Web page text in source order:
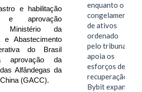
e habilitação
e aprovação
Ministério da
e Abastecimento
do Brasil
aprovação da
Alfândegas da
(GACC).
enquanto o
congelamento
de ativos
ordenado
pelo tribunal
apoia os
esforços de
recuperação e
Bybit expande